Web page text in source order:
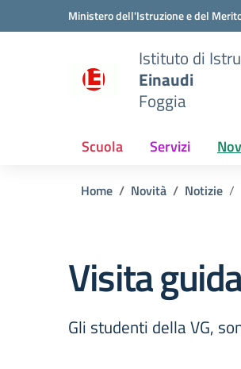
Vai ai contenuti
Vai al menu di navigazioneMinistero dell'Istruzione e del
Istituto di
Einaudi
Foggia
Scuola Servizi
Home Novità Notizie
Visita
Gli studenti della VG,